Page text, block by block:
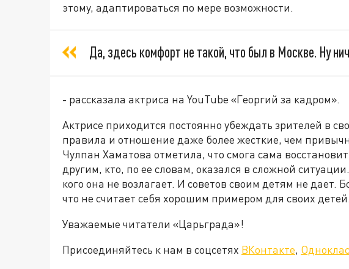
этому, адаптироваться по мере возможности.
Да, здесь комфорт не такой, что был в Москве. Ну
- рассказала актриса на YouTube «Георгий за кадром».
Актрисе приходится постоянно убеждать зрителей в
правила и отношение даже более жесткие, чем
Чулпан Хаматова отметила, что смога сама
другим, кто, по ее словам, оказался в сложной
кого она не возлагает. И советов своим детям не дает.
что не считает себя хорошим примером для своих детей.
Уважаемые читатели «Царьграда»!
Присоединяйтесь к нам в соцсетях ВКонтакте,